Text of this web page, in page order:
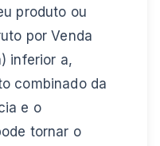
produto ou
por Venda
inferior a,
combinado da
e o
tornar o